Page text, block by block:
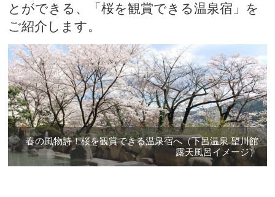
とができる、「桜を観賞できる温泉宿」を
ご紹介します。
春の風物詩！桜を観賞できる温泉宿へ（下呂温泉 望川館
露天風呂イメージ）